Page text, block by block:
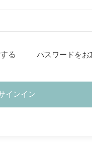
る パスワードをお
インイン